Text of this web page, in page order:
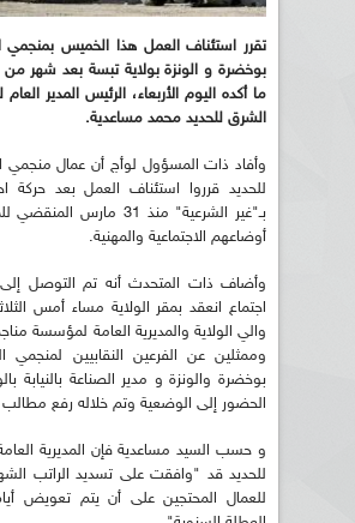
تقرر استئناف العمل هذا الخميس
بوخضرة و الونزة بولاية تبسة بعد شهر
ما أكده اليوم الأربعاء، الرئيس المدير
الشرق للحديد محمد مساعدية.
وأفاد ذات المسؤول لوأج أن عمال منجمي
للحديد قرروا استئناف العمل بعد حركة
بـ"غير الشرعية" منذ 31 مارس
أوضاعهم الاجتماعية والمهنية.
وأضاف ذات المتحدث أنه تم التوصل إلى
اجتماع انعقد بمقر الولاية مساء أمس
والي الولاية والمديرية العامة لمؤسسة
وممثلين عن الفرعين النقابيين
بوخضرة والونزة و مدير الصناعة بالنيابة
الحضور إلى الوضعية وتم خلاله رفع مطالب
و حسب السيد مساعدية فإن المديرية
للحديد قد "وافقت على تسديد الراتب
للعمال المحتجين على أن يتم تعويض